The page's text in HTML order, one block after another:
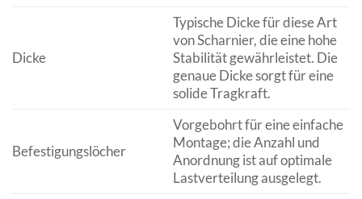
Dicke
Typische Dicke für diese Art
von Scharnier, die eine hohe
Stabilität gewährleistet. Die
genaue Dicke sorgt für eine
solide Tragkraft.
Befestigungslöcher
Vorgebohrt für eine einfache
Montage; die Anzahl und
Anordnung ist auf optimale
Lastverteilung ausgelegt.